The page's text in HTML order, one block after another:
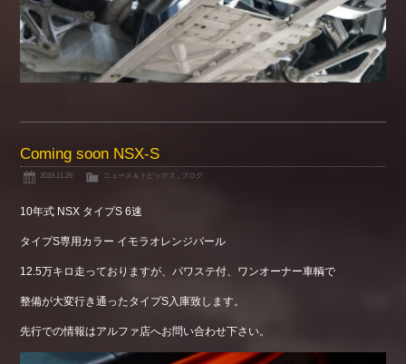
Coming soon NSX-S
2019.11.26 ニュース＆トピックス , ブログ
10年式 NSX タイプS 6速
タイプS専用カラー イモラオレンジパール
12.5万キロ走っておりますが、パワステ付、ワンオーナー車輌で
整備が大変行き通ったタイプS入庫致します。
先行での情報はアルファ店へお問い合わせ下さい。